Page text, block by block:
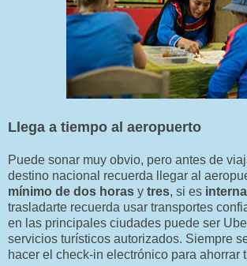
Llega a tiempo al aeropuerto
Puede sonar muy obvio, pero antes de
destino nacional recuerda llegar al
mínimo de dos horas y tres, si es
trasladarte recuerda usar transportes
en las principales ciudades puede ser
servicios turísticos autorizados. Siempre
hacer el check-in electrónico para ahorrar